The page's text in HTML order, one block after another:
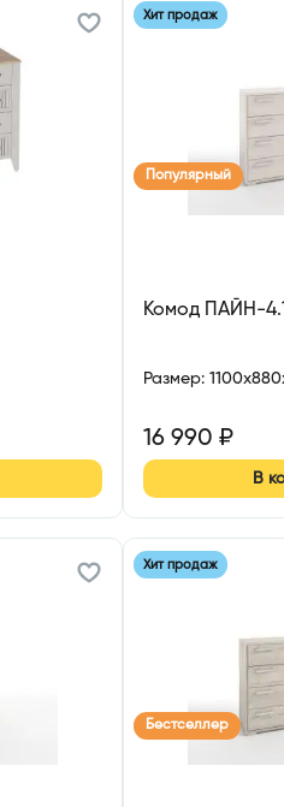
Хит продаж
Популярный
Комод ПАЙН-4.1
Размер:
16 990 ₽
В
Хит продаж
Бестселлер